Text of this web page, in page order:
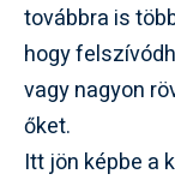
továbbra is
hogy
vagy nagyon
őket.
Itt jön képbe a